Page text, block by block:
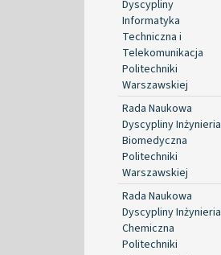
Dyscypliny
Informatyka
Techniczna i
Telekomunikacja
Politechniki
Warszawskiej
Rada Naukowa
Dyscypliny Inżynieria
Biomedyczna
Politechniki
Warszawskiej
Rada Naukowa
Dyscypliny Inżynieria
Chemiczna
Politechniki